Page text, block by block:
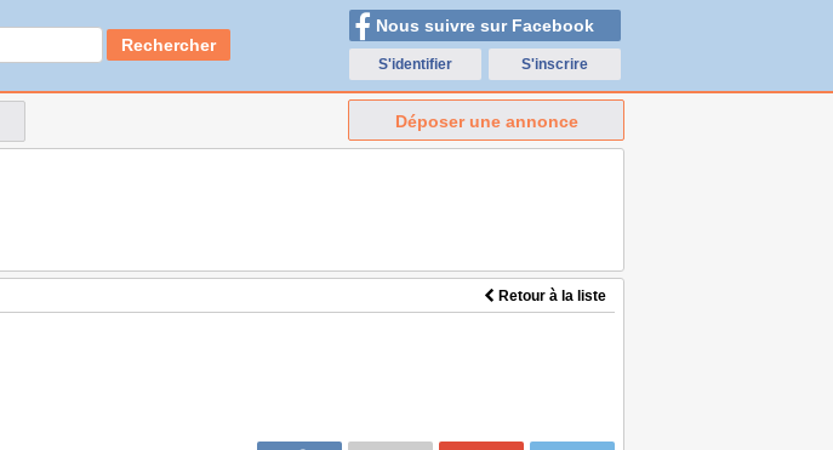
Rechercher
Nous suivre sur Facebook
S'identifier S'inscrire
Déposer une annonce
Retour à la liste